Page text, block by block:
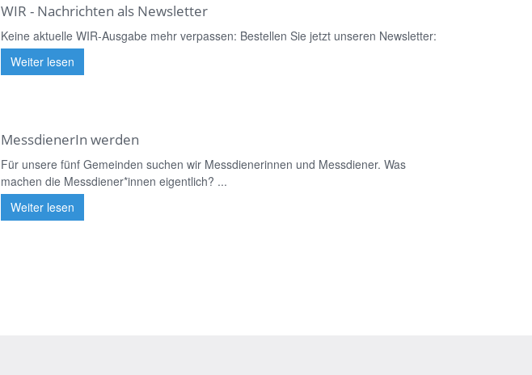
WIR - Nachrichten als Newsletter
Keine aktuelle WIR-Ausgabe mehr verpassen: Bestellen Sie jetzt unseren Newsletter:
Weiter lesen
MessdienerIn werden
Für unsere fünf Gemeinden suchen wir Messdienerinnen und Messdiener. Was
machen die Messdiener*innen eigentlich? ...
Weiter lesen